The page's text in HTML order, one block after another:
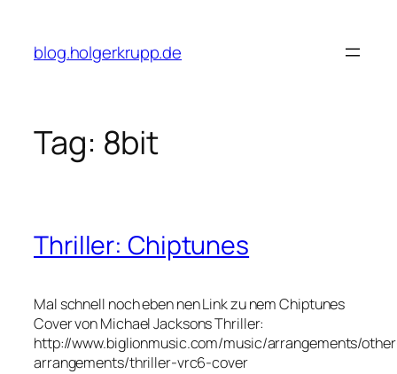
content
blog.holgerkrupp.de
Tag: 8bit
Thriller: Chiptunes
Mal schnell noch eben nen Link zu nem Chiptunes
Cover von Michael Jacksons Thriller:
http://www.biglionmusic.com/music/arrangements/
arrangements/thriller-vrc6-cover